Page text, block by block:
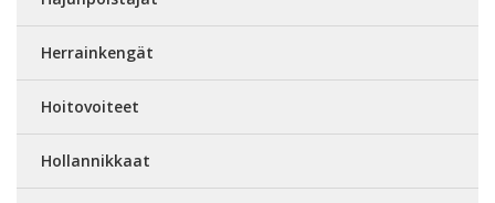
Herrainkengät
Hoitovoiteet
Hollannikkaat